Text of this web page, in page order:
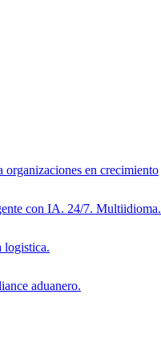
organizaciones en crecimiento
con IA. 24/7. Multiidioma.
logistica.
aduanero.